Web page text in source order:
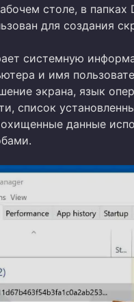
столе, в
для создания
системную
и имя
экрана, язык
список
данные